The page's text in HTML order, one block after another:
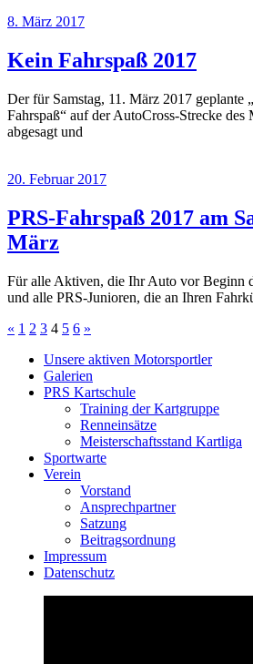
8. März 2017
Kein Fahrspaß 2017
Der für Samstag, 11. März 2017 geplante
Fahrspaß“ auf der AutoCross-Strecke
abgesagt und
20. Februar 2017
PRS-Fahrspaß 2017 am
März
Für alle Aktiven, die Ihr Auto vor Beginn
und alle PRS-Junioren, die an Ihren
Seitennummerierung
der
Beiträge
« Vorherige
1 2 3 4 5 6 Nächste
»
Unsere aktiven Motorsportler
Galerien
PRS Kartschule
Training der Kartgruppe
Renneinsätze
Meisterschaftsstand Kartliga
Sportwarte
Verein
Vorstand
Ansprechpartner
Satzung
Beitragsordnung
Impressum
Datenschutz